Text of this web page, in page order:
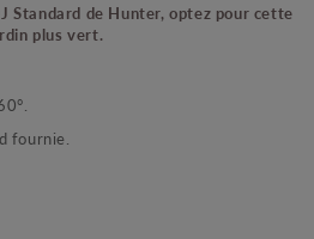
Standard de Hunter, optez pour cette
plus vert.
fournie.